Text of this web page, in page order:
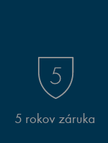
5 rokov záruka